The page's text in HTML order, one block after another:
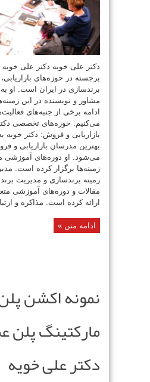
دکتر علی خویه دکتر علی
برجسته در حوزه‌های
برندسازی در ایران است. او
مشاور و نویسنده در این
ادامه برخی از جنبه‌های
می‌کنیم: حوزه‌های تخصصی
بازاریابی و فروش: دکتر خویه
بهترین مدرسان بازاریابی و
می‌شود. او دوره‌های آموزشی
زمینه‌ها برگزار کرده است.
زمینه برندسازی و مدیریت
مقالات و دوره‌های آموزشی
ارائه کرده است. مذاکره و
ادامه متن »
نمونه اکشن
مارکتینگ پلن
دکتر علی خویه